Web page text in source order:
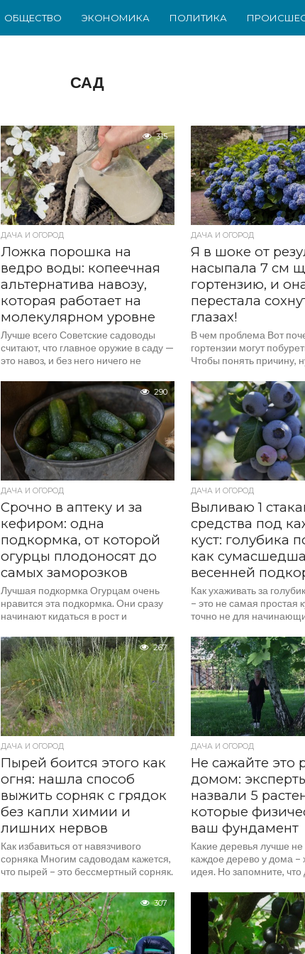
ОБЩЕСТВО ЭКОНОМИКА ПОЛИТИКА
САД
315
ДАЧА И ОГОРОД
Ложка порошка на
ведро воды: копеечная
альтернатива навозу,
которая работает на
молекулярном уровне
Лучше всего Советские садоводы
считают, что главное оружие в саду —
это навоз, и без него ничего не
ДАЧА И ОГОРОД
Я в шоке от
насыпала 7 см
гортензию, и
перестала
глазах!
В чем проблема Вот
гортензии могут
Чтобы понять причину,
характер повреждений
подскажет,...
290
ДАЧА И ОГОРОД
Срочно в аптеку и за
кефиром: одна
подкормка, от которой
огурцы плодоносят до
самых заморозков
Лучшая подкормка Огурцам очень
нравится эта подкормка. Они сразу
начинают кидаться в рост и
дрожжевую подкормку, в которую...
ДАЧА И ОГОРОД
Выливаю 1
средства под
куст: голубика
как
весенней
Как ухаживать за
– это не самая простая
точно не для
267
ДАЧА И ОГОРОД
Пырей боится этого как
огня: нашла способ
выжить сорняк с грядок
без капли химии и
лишних нервов
Как избавиться от навязчивого
сорняка Многим садоводам кажется,
что пырей – это бессмертный сорняк.
он все равно...
ДАЧА И ОГОРОД
Не сажайте это
домом:
назвали 5
которые
ваш фундамент
Какие деревья лучше
каждое дерево у дома –
идея. Но запомните, что
307